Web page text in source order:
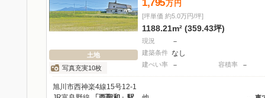
土地
写真充実10枚
1,795万 円
[坪単価 約5.0万円/坪]
1188.21m² (359.43坪)
現況 －
建築条件 なし
建ぺい率 － 容積率 －
旭川市西神楽4線15号12-1